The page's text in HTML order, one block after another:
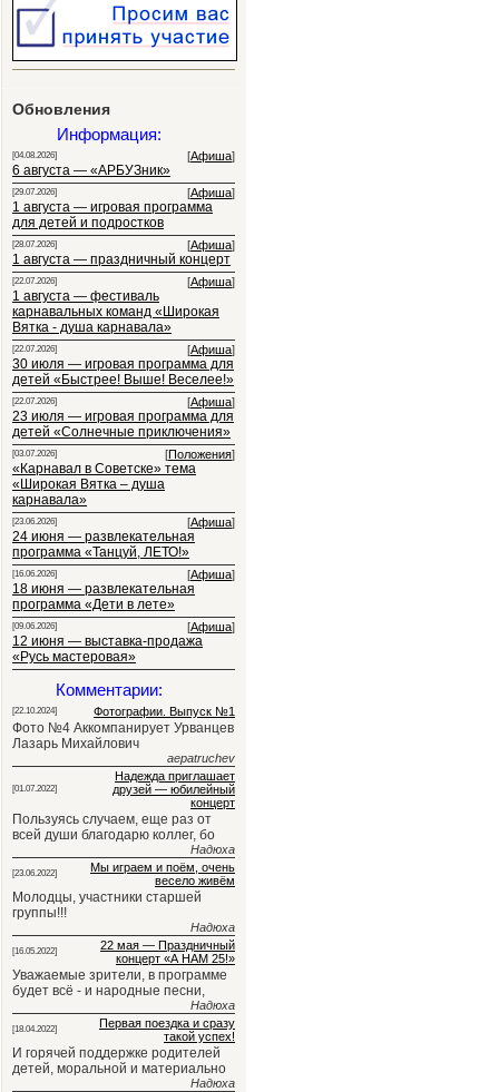
Обновления
Информация:
[04.08.2026] [Афиша]
6 августа — «АРБУЗник»
[29.07.2026] [Афиша]
1 августа — игровая программа
для детей и подростков
[28.07.2026] [Афиша]
1 августа — праздничный концерт
[22.07.2026] [Афиша]
1 августа — фестиваль
карнавальных команд «Широкая
Вятка - душа карнавала»
[22.07.2026] [Афиша]
30 июля — игровая программа для
детей «Быстрее! Выше! Веселее!»
[22.07.2026] [Афиша]
23 июля — игровая программа для
детей «Солнечные приключения»
[03.07.2026] [Положения]
«Карнавал в Советске» тема
«Широкая Вятка – душа
карнавала»
[23.06.2026] [Афиша]
24 июня — развлекательная
программа «Танцуй, ЛЕТО!»
[16.06.2026] [Афиша]
18 июня — развлекательная
программа «Дети в лете»
[09.06.2026] [Афиша]
12 июня — выставка-продажа
«Русь мастеровая»
Комментарии:
[22.10.2024] Фотографии. Выпуск №1
Фото №4 Аккомпанирует Урванцев
Лазарь Михайлович
aepatruchev
[01.07.2022]
Надежда приглашает
друзей — юбилейный
концерт
Пользуясь случаем, еще раз от
всей души благодарю коллег, бо
Надюха
[23.06.2022]
Мы играем и поём, очень
весело живём
Молодцы, участники старшей
группы!!!
Надюха
[16.05.2022]
22 мая — Праздничный
концерт «А НАМ 25!»
Уважаемые зрители, в программе
будет всё - и народные песни,
Надюха
[18.04.2022]
Первая поездка и сразу
такой успех!
И горячей поддержке родителей
детей, моральной и материально
Надюха